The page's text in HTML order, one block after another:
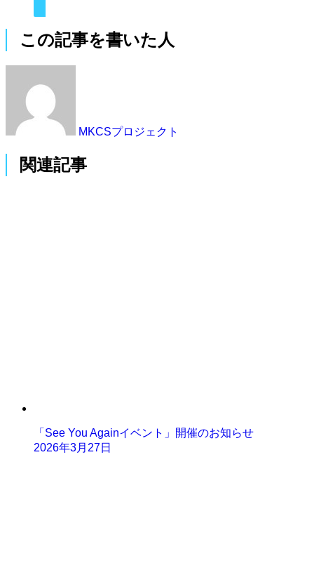
この記事を書いた人
MKCSプロジェクト
関連記事
「See You Againイベント」開催のお知らせ
2026年3月27日